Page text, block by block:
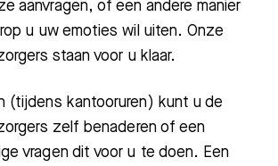
aanvragen, of een andere manier
u uw emoties wil uiten. Onze
staan voor u klaar.
(tijdens kantooruren) kunt u de
zelf benaderen of een
vragen dit voor u te doen. Een